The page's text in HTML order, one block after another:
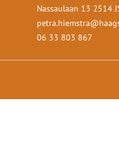
Nassaulaan 13 2514
06 33 803 867